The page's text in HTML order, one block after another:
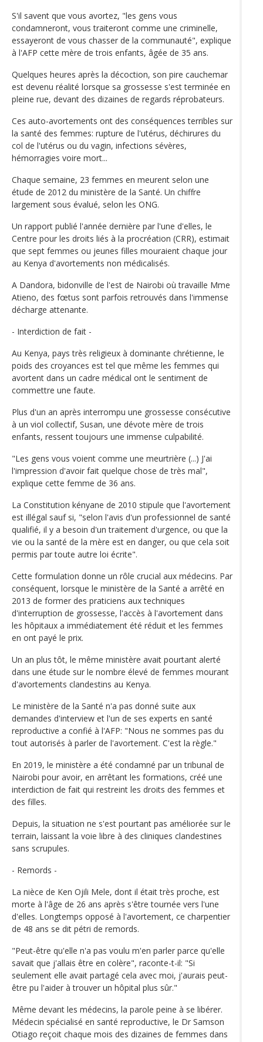
S'il savent que vous avortez, "les gens vous
condamneront, vous traiteront comme une criminelle,
essayeront de vous chasser de la communauté", explique
à l'AFP cette mère de trois enfants, âgée de 35 ans.
Quelques heures après la décoction, son pire cauchemar
est devenu réalité lorsque sa grossesse s'est terminée en
pleine rue, devant des dizaines de regards réprobateurs.
Ces auto-avortements ont des conséquences terribles sur
la santé des femmes: rupture de l'utérus, déchirures du
col de l'utérus ou du vagin, infections sévères,
hémorragies voire mort...
Chaque semaine, 23 femmes en meurent selon une
étude de 2012 du ministère de la Santé. Un chiffre
largement sous évalué, selon les ONG.
Un rapport publié l'année dernière par l'une d'elles, le
Centre pour les droits liés à la procréation (CRR), estimait
que sept femmes ou jeunes filles mouraient chaque jour
au Kenya d'avortements non médicalisés.
A Dandora, bidonville de l'est de Nairobi où travaille Mme
Atieno, des fœtus sont parfois retrouvés dans l'immense
décharge attenante.
- Interdiction de fait -
Au Kenya, pays très religieux à dominante chrétienne, le
poids des croyances est tel que même les femmes qui
avortent dans un cadre médical ont le sentiment de
commettre une faute.
Plus d'un an après interrompu une grossesse consécutive
à un viol collectif, Susan, une dévote mère de trois
enfants, ressent toujours une immense culpabilité.
"Les gens vous voient comme une meurtrière (...) J'ai
l'impression d'avoir fait quelque chose de très mal",
explique cette femme de 36 ans.
La Constitution kényane de 2010 stipule que l'avortement
est illégal sauf si, "selon l'avis d'un professionnel de santé
qualifié, il y a besoin d'un traitement d'urgence, ou que la
vie ou la santé de la mère est en danger, ou que cela soit
permis par toute autre loi écrite".
Cette formulation donne un rôle crucial aux médecins. Par
conséquent, lorsque le ministère de la Santé a arrêté en
2013 de former des praticiens aux techniques
d'interruption de grossesse, l'accès à l'avortement dans
les hôpitaux a immédiatement été réduit et les femmes
en ont payé le prix.
Un an plus tôt, le même ministère avait pourtant alerté
dans une étude sur le nombre élevé de femmes mourant
d'avortements clandestins au Kenya.
Le ministère de la Santé n'a pas donné suite aux
demandes d'interview et l'un de ses experts en santé
reproductive a confié à l'AFP: "Nous ne sommes pas du
tout autorisés à parler de l'avortement. C'est la règle."
En 2019, le ministère a été condamné par un tribunal de
Nairobi pour avoir, en arrêtant les formations, créé une
interdiction de fait qui restreint les droits des femmes et
des filles.
Depuis, la situation ne s'est pourtant pas améliorée sur le
terrain, laissant la voie libre à des cliniques clandestines
sans scrupules.
- Remords -
La nièce de Ken Ojili Mele, dont il était très proche, est
morte à l'âge de 26 ans après s'être tournée vers l'une
d'elles. Longtemps opposé à l'avortement, ce charpentier
de 48 ans se dit pétri de remords.
"Peut-être qu'elle n'a pas voulu m'en parler parce qu'elle
savait que j'allais être en colère", raconte-t-il: "Si
seulement elle avait partagé cela avec moi, j'aurais peut-
être pu l'aider à trouver un hôpital plus sûr."
Même devant les médecins, la parole peine à se libérer.
Médecin spécialisé en santé reproductive, le Dr Samson
Otiago reçoit chaque mois des dizaines de femmes dans